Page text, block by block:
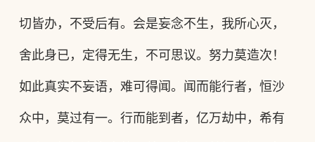
切皆办，不受后有。会是妄念不生，我所心灭，
舍此身已，定得无生，不可思议。努力莫造次！
如此真实不妄语，难可得闻。闻而能行者，恒沙
众中，莫过有一。行而能到者，亿万劫中，希有